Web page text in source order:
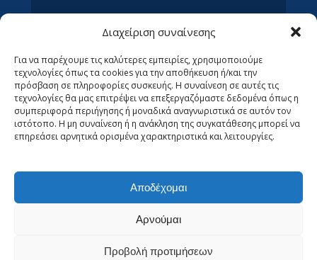
Διαχείριση συναίνεσης
Για να παρέχουμε τις καλύτερες εμπειρίες, χρησιμοποιούμε
τεχνολογίες όπως τα cookies για την αποθήκευση ή/και την
πρόσβαση σε πληροφορίες συσκευής. Η συναίνεση σε αυτές τις
τεχνολογίες θα μας επιτρέψει να επεξεργαζόμαστε δεδομένα όπως η
συμπεριφορά περιήγησης ή μοναδικά αναγνωριστικά σε αυτόν τον
ιστότοπο. Η μη συναίνεση ή η ανάκληση της συγκατάθεσης μπορεί να
επηρεάσει αρνητικά ορισμένα χαρακτηριστικά και λειτουργίες.
Αποδέχομαι
Αρνούμαι
Προβολή προτιμήσεων
Πολιτική απορρήτου & συμμόρφωση GDPR
Ανεβάστε το άρθρο σας στα Οράματα (ΜΌΝΟ
ΓΙΑ ΣΥΝΤΆΚΤΕΣ)
Ψάχνουμε Αρθρογράφους